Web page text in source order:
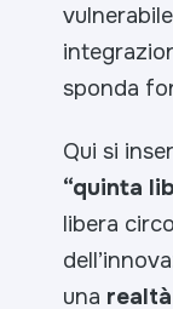
sponda
Qui si
“quinta
libera
una